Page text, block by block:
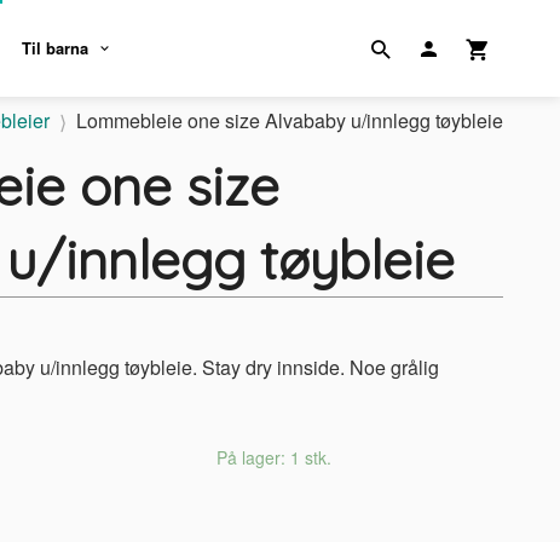
Til barna
Lommebleie one size Alvababy u/innlegg tøybleie
one size
innlegg tøybleie
u/innlegg tøybleie. Stay dry innside. Noe grålig
På lager: 1 stk.